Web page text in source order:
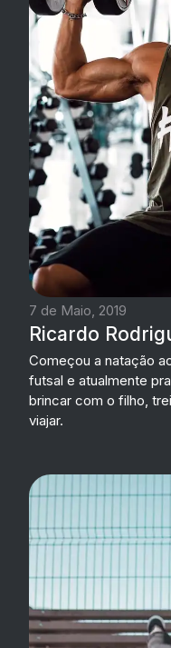
7 de Maio, 2019
Ricardo
Começou a natação
futsal e atualmente
brincar com o filho,
viajar.